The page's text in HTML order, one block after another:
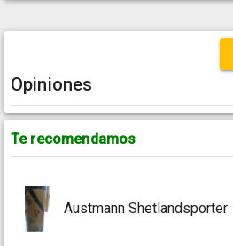
Opiniones
Te recomendamos
Austmann Shetlandsporter